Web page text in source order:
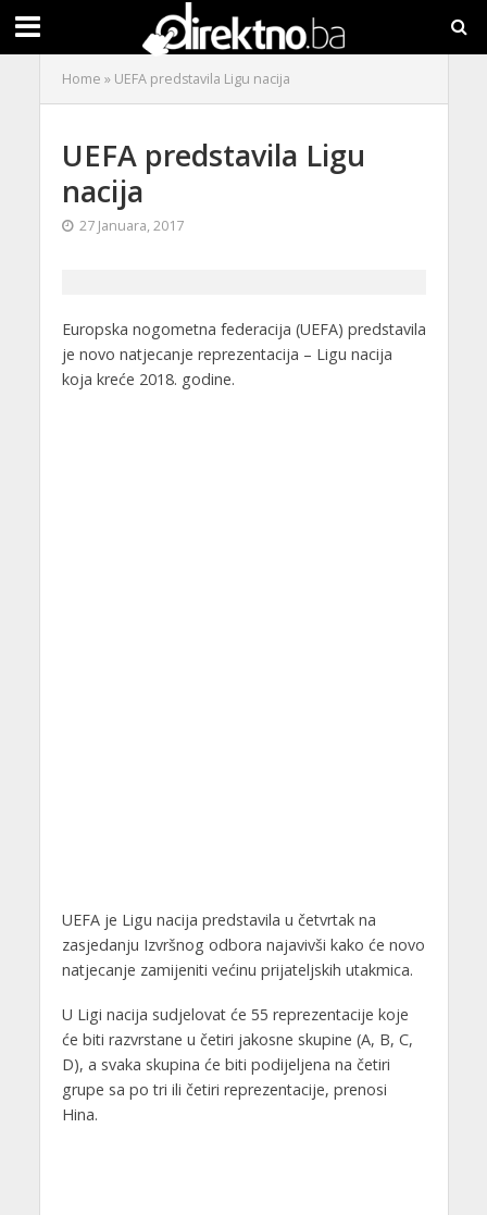
Home » UEFA predstavila Ligu nacija
UEFA predstavila Ligu
nacija
27 Januara, 2017
Europska nogometna federacija (UEFA) predstavila
je novo natjecanje reprezentacija – Ligu nacija
koja kreće 2018. godine.
UEFA je Ligu nacija predstavila u četvrtak na
zasjedanju Izvršnog odbora najavivši kako će novo
natjecanje zamijeniti većinu prijateljskih utakmica.
U Ligi nacija sudjelovat će 55 reprezentacije koje
će biti razvrstane u četiri jakosne skupine (A, B, C,
D), a svaka skupina će biti podijeljena na četiri
grupe sa po tri ili četiri reprezentacije, prenosi
Hina.